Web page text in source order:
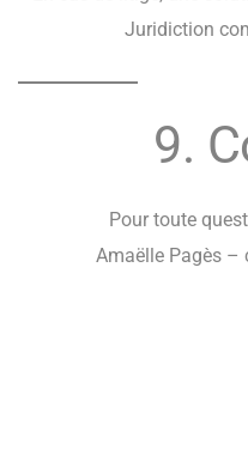
Juridiction
9.
Pour toute
Amaëlle Pagès –